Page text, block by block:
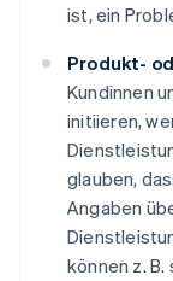
ist, ein
Produkt-
Kundinnen
initiieren,
glauben,
Angaben
können z.